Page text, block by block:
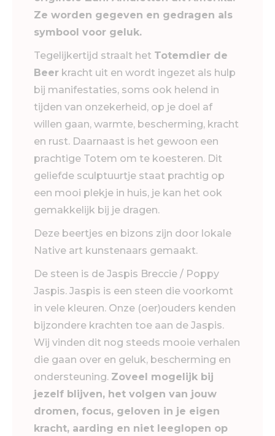
Ze worden gegeven en gedragen als
symbool voor geluk.
Tegelijkertijd straalt het Totemdier de
Beer kracht uit en wordt ingezet als hulp
bij manifestaties, soms ook helend in
tijden van onzekerheid, op je doel af
willen gaan, warmte, bescherming, kracht
en rust. Daarnaast is het gewoon een
prachtige Totem om te koesteren. Dit
geliefde sculptuurtje staat prachtig op
een mooi plekje in huis, je kan het ook
gemakkelijk bij je dragen.
Deze beertjes en bizons zijn door lokale
Native art kunstenaars gemaakt.
De steen is de Jaspis Breccie / Poppy
Jaspis. Jaspis is een steen die voorkomt
in vele kleuren. Onze (oer)ouders kenden
bijzondere krachten toe aan de Jaspis.
Wij vinden dit nog steeds mooie verhalen
die gaan over en geluk, bescherming en
ondersteuning. Zoveel mogelijk bij
jezelf blijven, het volgen van jouw
dromen, focus, geloven in je eigen
kracht, aarding en niet leeglopen op